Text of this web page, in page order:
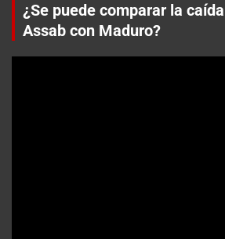
¿Se puede comparar la
Assab con Maduro?